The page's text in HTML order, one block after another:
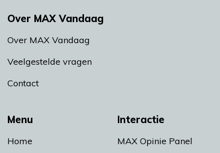
Menu
Home
Interactie
MAX Opinie Panel
Over MAX Vandaag
Over MAX Vandaag
Veelgestelde vragen
Contact